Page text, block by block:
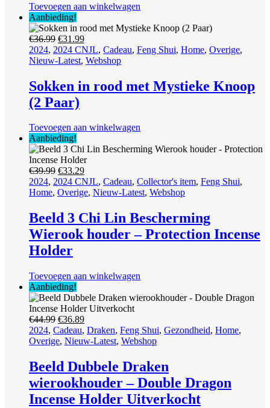
Toevoegen aan winkelwagen
Aanbieding!
€36.99 Oorspronkelijke
prijs
was:
€31.99Huidige
prijs
is:
2024, 2024 CNJL, Cadeau, Feng Shui, Home, Overige,
Nieuw-Latest, Webshop
Sokken in rood met Mystieke Knoop
(2 Paar)
Toevoegen aan winkelwagen
Aanbieding!
€39.99 Oorspronkelijke
prijs
was:
€33.29Huidige
prijs
is:
2024, 2024 CNJL, Cadeau, Collector's item, Feng Shui,
Home, Overige, Nieuw-Latest, Webshop
Beeld 3 Chi Lin Bescherming
Wierook houder – Protection Incense
Holder
Toevoegen aan winkelwagen
Aanbieding!
€44.99 Oorspronkelijke
prijs
was:
€36.89Huidige
prijs
is:
2024, Cadeau, Draken, Feng Shui, Gezondheid, Home,
Overige, Nieuw-Latest, Webshop
Beeld Dubbele Draken
wierookhouder – Double Dragon
Incense Holder Uitverkocht